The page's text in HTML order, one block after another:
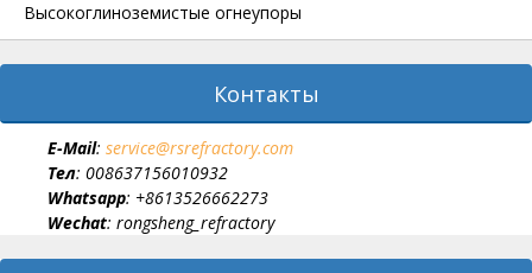
Высокоглиноземистые огнеупоры
Контакты
E-Мail: service@rsrefractory.com
Тел: 008637156010932
Whatsapp: +8613526662273
Wechat: rongsheng_refractory